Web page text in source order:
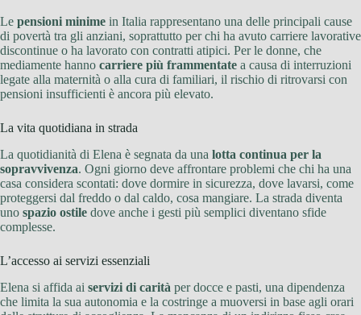
Le pensioni minime in Italia rappresentano una delle principali cause
di povertà tra gli anziani, soprattutto per chi ha avuto carriere lavorative
discontinue o ha lavorato con contratti atipici. Per le donne, che
mediamente hanno carriere più frammentate a causa di interruzioni
legate alla maternità o alla cura di familiari, il rischio di ritrovarsi con
pensioni insufficienti è ancora più elevato.
La vita quotidiana in strada
La quotidianità di Elena è segnata da una lotta continua per la
sopravvivenza. Ogni giorno deve affrontare problemi che chi ha una
casa considera scontati: dove dormire in sicurezza, dove lavarsi, come
proteggersi dal freddo o dal caldo, cosa mangiare. La strada diventa
uno spazio ostile dove anche i gesti più semplici diventano sfide
complesse.
L’accesso ai servizi essenziali
Elena si affida ai servizi di carità per docce e pasti, una dipendenza
che limita la sua autonomia e la costringe a muoversi in base agli orari